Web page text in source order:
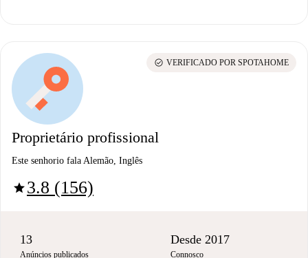
Proprietário profissional
Este senhorio fala Alemão, Inglês
star3.8 (156)
check_circle VERIFICADO POR SPOTAHOME
13
Anúncios publicados
Desde 2017
Connosco